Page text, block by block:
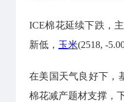
ICE棉花延续下跌，
新低， 玉米(2518, -
在美国天气良好下，
棉花减产题材支撑，